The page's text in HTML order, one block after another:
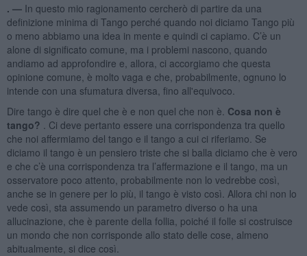
. — In questo mio ragionamento cercherò di partire da una
definizione minima di Tango perché quando noi diciamo Tango più
o meno abbiamo una idea in mente e quindi ci capiamo. C’è un
alone di significato comune, ma i problemi nascono, quando
andiamo ad approfondire e, allora, ci accorgiamo che questa
opinione comune, è molto vaga e che, probabilmente, ognuno lo
intende con una sfumatura diversa, fino all'equivoco.
Dire tango è dire quel che è e non quel che non è. Cosa non è
tango? . Ci deve pertanto essere una corrispondenza tra quello
che noi affermiamo del tango e il tango a cui ci riferiamo. Se
diciamo il tango è un pensiero triste che si balla diciamo che è vero
e che c’è una corrispondenza tra l’affermazione e il tango, ma un
osservatore poco attento, probabilmente non lo vedrebbe così,
anche se in genere per lo più, il tango è visto così. Allora chi non lo
vede così, sta assumendo un parametro diverso o ha una
allucinazione, che è parente della follia, poiché il folle si costruisce
un mondo che non corrisponde allo stato delle cose, almeno
abitualmente, si dice così.